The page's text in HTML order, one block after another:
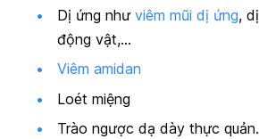
Dị ứng như viêm mũi dị ứng,
động vật,…
Viêm amidan
Loét miệng
Trào ngược dạ dày thực quản.